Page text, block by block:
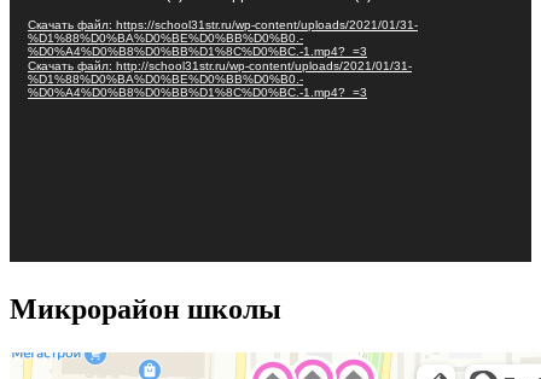
Скачать файл: https://school31str.ru/wp-content/uploads/2021/01/31-
%D1%88%D0%BA%D0%BE%D0%BB%D0%B0.-
%D0%A4%D0%B8%D0%BB%D1%8C%D0%BC.-1.mp4?_=3
Скачать файл: http://school31str.ru/wp-content/uploads/2021/01/31-
%D1%88%D0%BA%D0%BE%D0%BB%D0%B0.-
%D0%A4%D0%B8%D0%BB%D1%8C%D0%BC.-1.mp4?_=3
Микрорайон школы